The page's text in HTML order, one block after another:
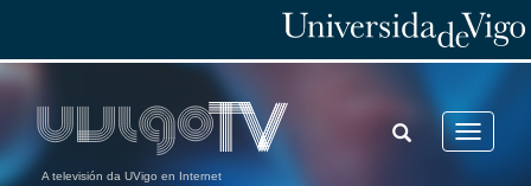
A televisión da UVigo en Internet
Toggle
TOGGLE
SEARCH